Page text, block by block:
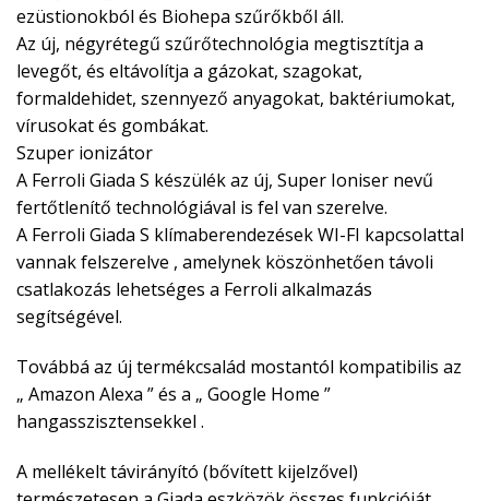
ezüstionokból és Biohepa szűrőkből áll.
Az új, négyrétegű szűrőtechnológia megtisztítja a
levegőt, és eltávolítja a gázokat, szagokat,
formaldehidet, szennyező anyagokat, baktériumokat,
vírusokat és gombákat.
Szuper ionizátor
A Ferroli Giada S készülék az új, Super Ioniser nevű
fertőtlenítő technológiával is fel van szerelve.
A Ferroli Giada S klímaberendezések WI-FI kapcsolattal
vannak felszerelve , amelynek köszönhetően távoli
csatlakozás lehetséges a Ferroli alkalmazás
segítségével.
Továbbá az új termékcsalád mostantól kompatibilis az
„ Amazon Alexa ” és a „ Google Home ”
hangasszisztensekkel .
A mellékelt távirányító (bővített kijelzővel)